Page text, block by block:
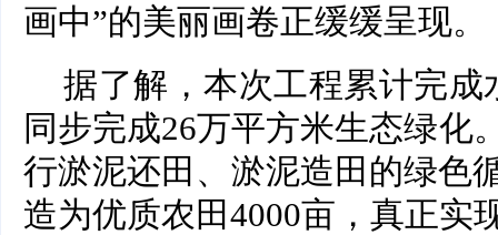
画中”的美丽画卷正缓缓呈现。
据了解，本次工程累计完成
同步完成26万平方米生态绿化
行淤泥还田、淤泥造田的绿色
造为优质农田4000亩，真正实